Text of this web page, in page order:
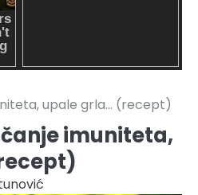
upale grla… (recept)
imuniteta,